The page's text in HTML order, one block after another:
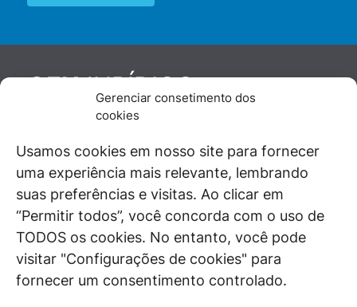
Gerenciar consetimento dos
cookies
Usamos cookies em nosso site para fornecer
uma experiência mais relevante, lembrando
suas preferências e visitas. Ao clicar em
“Permitir todos”, você concorda com o uso de
TODOS os cookies. No entanto, você pode
visitar "Configurações de cookies" para
fornecer um consentimento controlado.
GENJURÍDICO
De maneira independente, os autores e
juristas e doutrinadores nacionais, se posicionam
diante de questões relevantes do cotidiano e
universo jurídico.